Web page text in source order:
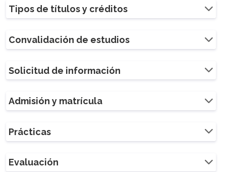
Tipos de títulos y créditos
Convalidación de estudios
Solicitud de información
Admisión y matrícula
Prácticas
Evaluación